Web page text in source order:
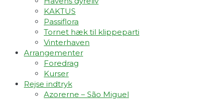
KAKTUS
Passiflora
Tornet hæk til klippeparti
Vinterhaven
Arrangementer
Foredrag
Kurser
Rejse indtryk
Azorerne – São Miguel